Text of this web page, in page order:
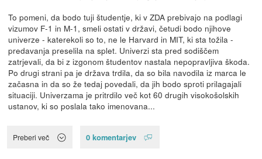
To pomeni, da bodo tuji študentje, ki v ZDA prebivajo na podlagi
vizumov F-1 in M-1, smeli ostati v državi, četudi bodo njihove
univerze - katerekoli so to, ne le Harvard in MIT, ki sta tožila -
predavanja preselila na splet. Univerzi sta pred sodiščem
zatrjevali, da bi z izgonom študentov nastala nepopravljiva škoda.
Po drugi strani pa je država trdila, da so bila navodila iz marca le
začasna in da so že tedaj povedali, da jih bodo sproti prilagajali
situaciji. Univerzama je pritrdilo več kot 60 drugih visokošolskih
ustanov, ki so poslala tako imenovana...
Preberi več 0 komentarjev